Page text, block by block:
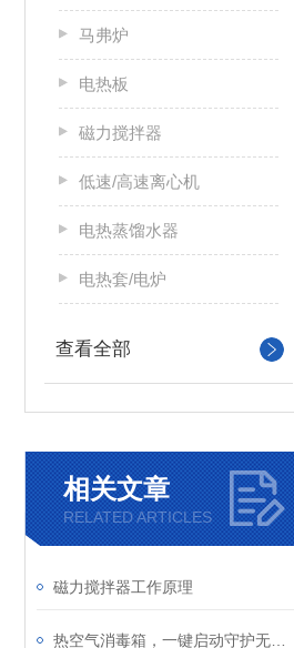
马弗炉
电热板
磁力搅拌器
低速/高速离心机
电热蒸馏水器
电热套/电炉
查看全部
相关文章
RELATED ARTICLES
磁力搅拌器工作原理